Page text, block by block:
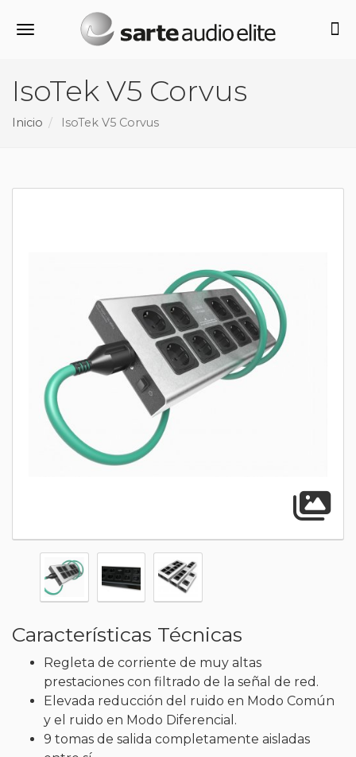
Alternar navegación
IsoTek V5 Corvus
Inicio IsoTek V5 Corvus
Características Técnicas
Regleta de corriente de muy altas
prestaciones con filtrado de la señal de red.
Elevada reducción del ruido en Modo Común
y el ruido en Modo Diferencial.
9 tomas de salida completamente aisladas